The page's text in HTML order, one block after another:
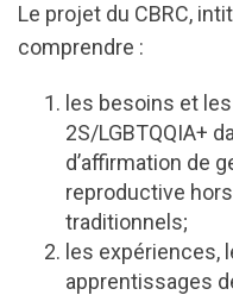
Le projet du CBRC,
comprendre :
les besoins et
2S/LGBTQQIA+
d’affirmation de
reproductive
traditionnels;
les expériences,
apprentissages